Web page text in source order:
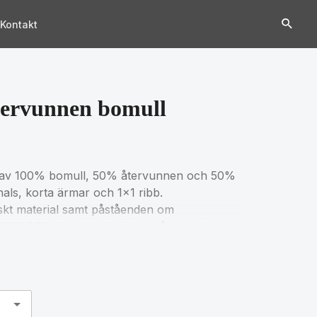
Kontakt
bomull
100% bomull, 50% återvunnen och 50%
korta ärmar och 1x1 ribb.
material samt påståenden om
du tillgång till ett digitalt produktpass. 2%
-certifierad. På grund av återvunnet
förekomma.